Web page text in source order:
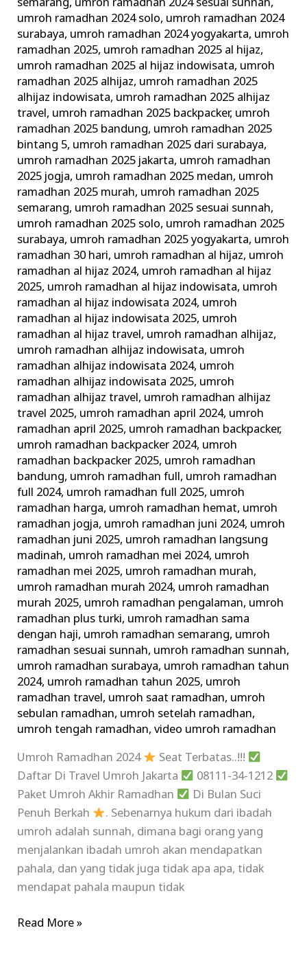
semarang, umroh ramadhan 2024 sesuai sunnah,
umroh ramadhan 2024 solo, umroh ramadhan 2024
surabaya, umroh ramadhan 2024 yogyakarta, umroh
ramadhan 2025, umroh ramadhan 2025 al hijaz,
umroh ramadhan 2025 al hijaz indowisata, umroh
ramadhan 2025 alhijaz, umroh ramadhan 2025
alhijaz indowisata, umroh ramadhan 2025 alhijaz
travel, umroh ramadhan 2025 backpacker, umroh
ramadhan 2025 bandung, umroh ramadhan 2025
bintang 5, umroh ramadhan 2025 dari surabaya,
umroh ramadhan 2025 jakarta, umroh ramadhan
2025 jogja, umroh ramadhan 2025 medan, umroh
ramadhan 2025 murah, umroh ramadhan 2025
semarang, umroh ramadhan 2025 sesuai sunnah,
umroh ramadhan 2025 solo, umroh ramadhan 2025
surabaya, umroh ramadhan 2025 yogyakarta, umroh
ramadhan 30 hari, umroh ramadhan al hijaz, umroh
ramadhan al hijaz 2024, umroh ramadhan al hijaz
2025, umroh ramadhan al hijaz indowisata, umroh
ramadhan al hijaz indowisata 2024, umroh
ramadhan al hijaz indowisata 2025, umroh
ramadhan al hijaz travel, umroh ramadhan alhijaz,
umroh ramadhan alhijaz indowisata, umroh
ramadhan alhijaz indowisata 2024, umroh
ramadhan alhijaz indowisata 2025, umroh
ramadhan alhijaz travel, umroh ramadhan alhijaz
travel 2025, umroh ramadhan april 2024, umroh
ramadhan april 2025, umroh ramadhan backpacker,
umroh ramadhan backpacker 2024, umroh
ramadhan backpacker 2025, umroh ramadhan
bandung, umroh ramadhan full, umroh ramadhan
full 2024, umroh ramadhan full 2025, umroh
ramadhan harga, umroh ramadhan hemat, umroh
ramadhan jogja, umroh ramadhan juni 2024, umroh
ramadhan juni 2025, umroh ramadhan langsung
madinah, umroh ramadhan mei 2024, umroh
ramadhan mei 2025, umroh ramadhan murah,
umroh ramadhan murah 2024, umroh ramadhan
murah 2025, umroh ramadhan pengalaman, umroh
ramadhan plus turki, umroh ramadhan sama
dengan haji, umroh ramadhan semarang, umroh
ramadhan sesuai sunnah, umroh ramadhan sunnah,
umroh ramadhan surabaya, umroh ramadhan tahun
2024, umroh ramadhan tahun 2025, umroh
ramadhan travel, umroh saat ramadhan, umroh
sebulan ramadhan, umroh setelah ramadhan,
umroh tengah ramadhan,video umroh ramadhan
Umroh Ramadhan 2024
Seat Terbatas..!!!
Daftar Di Travel Umroh Jakarta
08111-34-1212
Paket Umroh Akhir Ramadhan
Di Bulan Suci
Penuh Berkah
. Sebenarnya hukum dari ibadah
umroh adalah sunnah, dimana bagi orang yang
menjalankan ibadah umroh akan mendapatkan
pahala, dan yang tidak juga tidak apa apa, tidak
mendapat pahala maupun tidak
Read More »